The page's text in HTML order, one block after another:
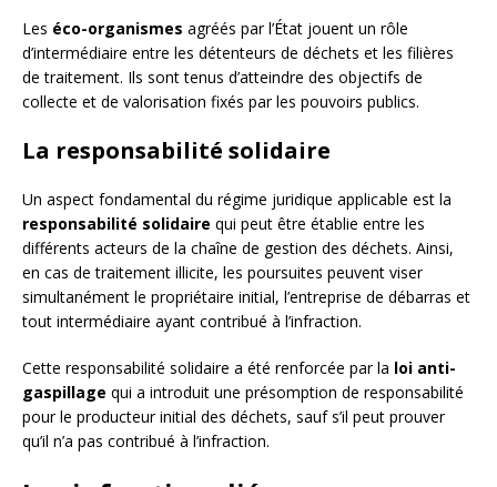
Les éco-organismes agréés par l’État jouent un rôle
d’intermédiaire entre les détenteurs de déchets et les filières
de traitement. Ils sont tenus d’atteindre des objectifs de
collecte et de valorisation fixés par les pouvoirs publics.
La responsabilité solidaire
Un aspect fondamental du régime juridique applicable est la
responsabilité solidaire qui peut être établie entre les
différents acteurs de la chaîne de gestion des déchets. Ainsi,
en cas de traitement illicite, les poursuites peuvent viser
simultanément le propriétaire initial, l’entreprise de débarras et
tout intermédiaire ayant contribué à l’infraction.
Cette responsabilité solidaire a été renforcée par la loi anti-
gaspillage qui a introduit une présomption de responsabilité
pour le producteur initial des déchets, sauf s’il peut prouver
qu’il n’a pas contribué à l’infraction.